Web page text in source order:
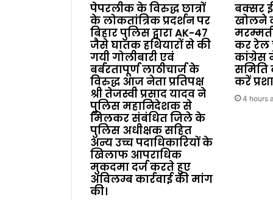
पेपरलीक के विरुद्ध छात्रों
के लोकतांत्रिक प्रदर्शन पर
बिहार पुलिस द्वारा AK-47
जैसे घातक हथियारों से की
गयी गोलीबारी एवं
बर्बरतापूर्ण लाठीचार्ज के
विरुद्ध आज नेता प्रतिपक्ष
श्री तेजस्वी प्रसाद यादव ने
पुलिस महानिदेशक से
मिलकर संबंधित जिले के
पुलिस अधीक्षक सहित
अन्य उच्च पदाधिकारियों के
खिलाफ आपराधिक
मुकदमा दर्ज करते हुए
अविलम्ब कार्रवाई की मांग
की।
बक्सर
खोलने
कर रेल
कांग्रेस
समिति
करें
4 hours